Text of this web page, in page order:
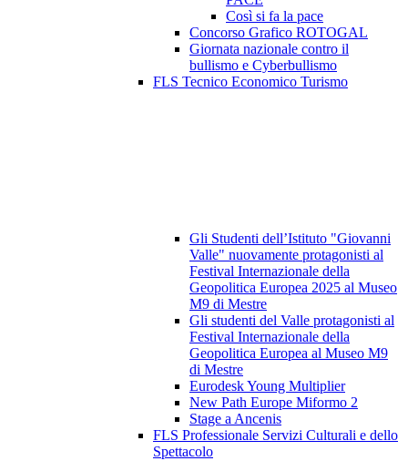
Così si fa la pace
Concorso Grafico ROTOGAL
Giornata nazionale contro il
bullismo e Cyberbullismo
FLS Tecnico Economico Turismo
Gli Studenti dell’Istituto "Giovanni
Valle" nuovamente protagonisti al
Festival Internazionale della
Geopolitica Europea 2025 al Museo
M9 di Mestre
Gli studenti del Valle protagonisti al
Festival Internazionale della
Geopolitica Europea al Museo M9
di Mestre
Eurodesk Young Multiplier
New Path Europe Miformo 2
Stage a Ancenis
FLS Professionale Servizi Culturali e dello
Spettacolo